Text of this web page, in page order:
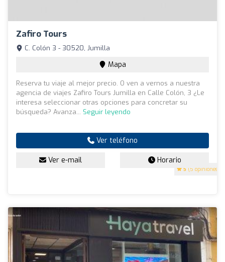
Zafiro Tours
5 (5 opiniones)
C. Colón 3 - 30520, Jumilla
Mapa
Reserva tu viaje al mejor precio. O ven a vernos a nuestra
agencia de viajes Zafiro Tours Jumilla en Calle Colón, 3 ¿Le
interesa seleccionar otras opciones para concretar su
búsqueda? Avanza... Seguir leyendo
Ver teléfono
Ver e-mail Horario